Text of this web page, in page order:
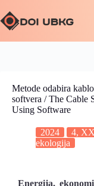
Metode odabira
softvera / The Cable
Using Software
2024 4,
ekologija
Energija,